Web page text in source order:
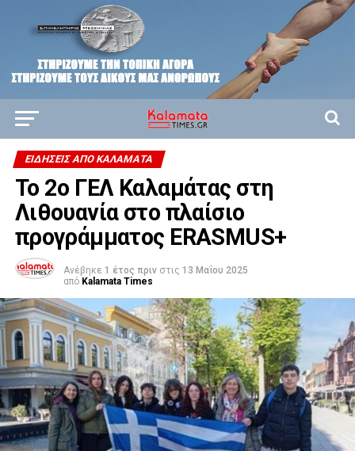
ΕΙΔΗΣΕΙΣ ΑΠΟ ΚΑΛΑΜΑΤΑ
Το 2ο ΓΕΛ Καλαμάτας στη
Λιθουανία στο πλαίσιο
προγράμματος ERASMUS+
Ανέβηκε 1 έτος πριν στις 13 Μαΐου 2025
από Kalamata Times